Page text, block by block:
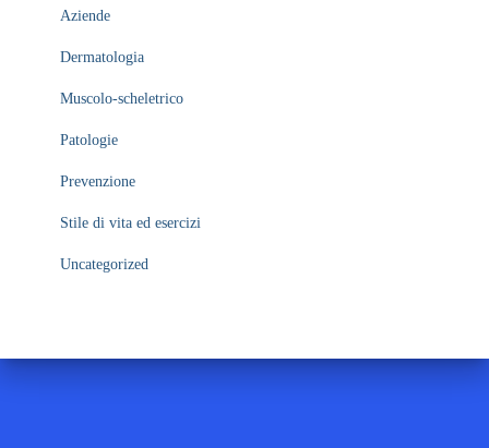
Aziende
Dermatologia
Muscolo-scheletrico
Patologie
Prevenzione
Stile di vita ed esercizi
Uncategorized